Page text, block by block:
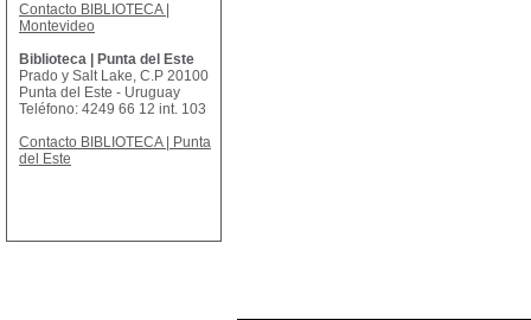
Contacto BIBLIOTECA |
Montevideo
Biblioteca | Punta del Este
Prado y Salt Lake, C.P 20100
Punta del Este - Uruguay
Teléfono: 4249 66 12 int. 103
Contacto BIBLIOTECA | Punta
del Este